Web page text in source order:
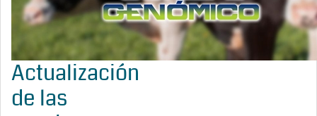
Actualización
de las